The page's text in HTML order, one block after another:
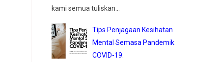
kami semua tuliskan...
Tips Penjagaan Kesihatan
Mental Semasa Pandemik
COVID-19.